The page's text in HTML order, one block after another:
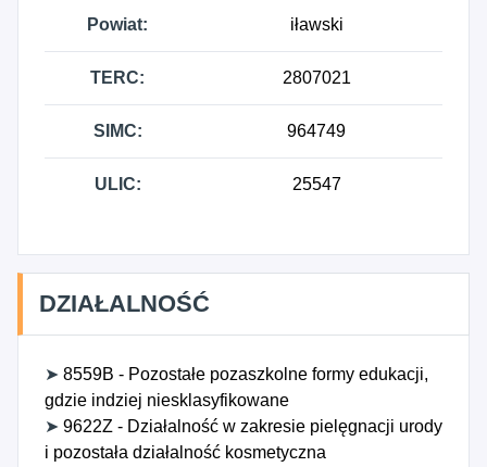
Powiat: iławski
TERC: 2807021
SIMC: 964749
ULIC: 25547
DZIAŁALNOŚĆ
➤ 8559B - Pozostałe pozaszkolne formy edukacji,
gdzie indziej niesklasyfikowane
➤ 9622Z - Działalność w zakresie pielęgnacji urody
i pozostała działalność kosmetyczna